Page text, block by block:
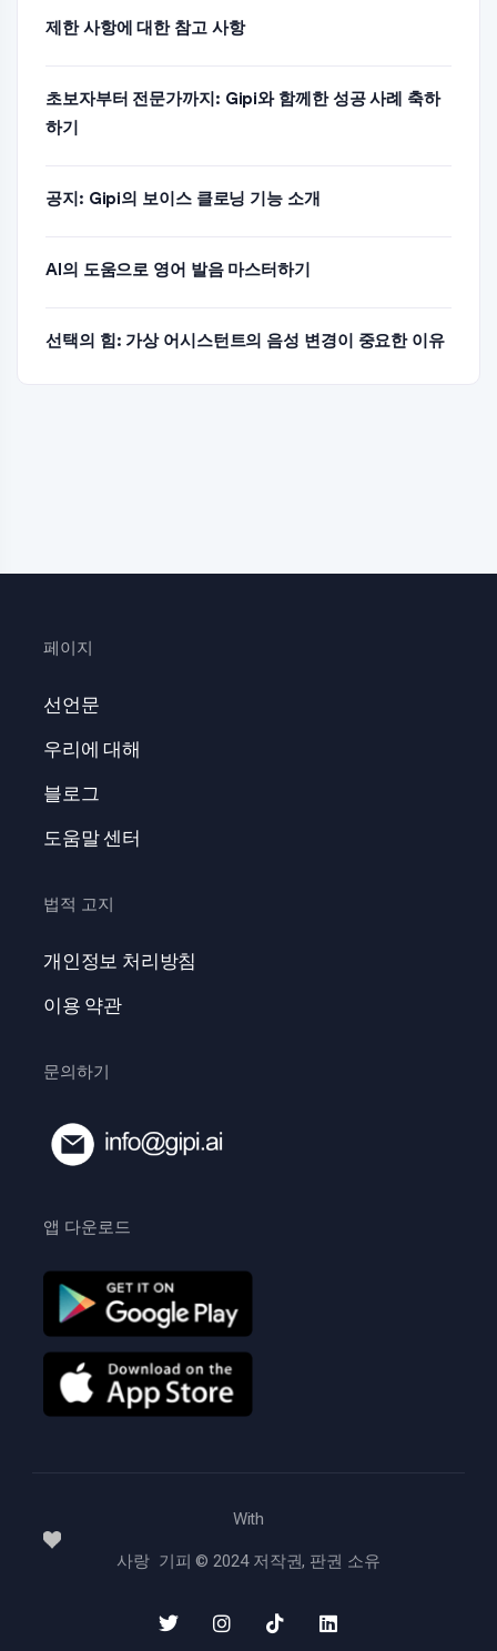
제한 사항에 대한 참고 사항
초보자부터 전문가까지: Gipi와 함께한 성공 사례 축하
하기
공지: Gipi의 보이스 클로닝 기능 소개
AI의 도움으로 영어 발음 마스터하기
선택의 힘: 가상 어시스턴트의 음성 변경이 중요한 이유
페이지
선언문
우리에 대해
블로그
도움말 센터
법적 고지
개인정보 처리방침
이용 약관
문의하기
앱 다운로드
With
사랑 기피 © 2024 저작권, 판권 소유